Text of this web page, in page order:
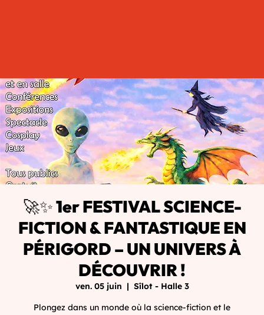
🚀✨ 1er FESTIVAL SCIENCE-
FICTION & FANTASTIQUE EN
PÉRIGORD – UN UNIVERS À
DÉCOUVRIR !
ven. 05 juin
  |
Sîlot - Halle 3
Plongez dans un monde où la science-fiction et le